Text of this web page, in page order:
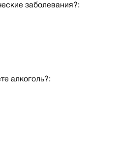
заболевания?:
алкоголь?: